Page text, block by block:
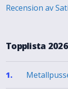
Recension av
Topplista 2026
1.